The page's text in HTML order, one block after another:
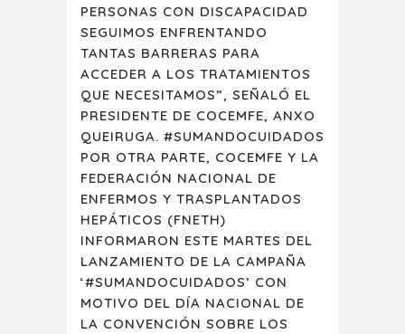
PERSONAS CON DISCAPACIDAD
SEGUIMOS ENFRENTANDO
TANTAS BARRERAS PARA
ACCEDER A LOS TRATAMIENTOS
QUE NECESITAMOS”, SEÑALÓ EL
PRESIDENTE DE COCEMFE, ANXO
QUEIRUGA. #SUMANDOCUIDADOS
POR OTRA PARTE, COCEMFE Y LA
FEDERACIÓN NACIONAL DE
ENFERMOS Y TRASPLANTADOS
HEPÁTICOS (FNETH)
INFORMARON ESTE MARTES DEL
LANZAMIENTO DE LA CAMPAÑA
‘#SUMANDOCUIDADOS’ CON
MOTIVO DEL DÍA NACIONAL DE
LA CONVENCIÓN SOBRE LOS